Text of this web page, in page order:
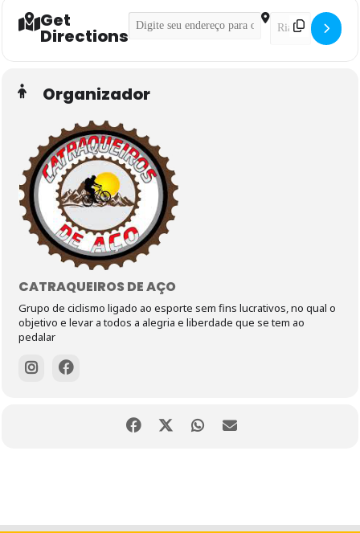
Get
Directions
Address - Pedal Iniciante []Destination
Organizador
CATRAQUEIROS DE AÇO
Grupo de ciclismo ligado ao esporte sem fins lucrativos, no qual o
objetivo e levar a todos a alegria e liberdade que se tem ao
pedalar